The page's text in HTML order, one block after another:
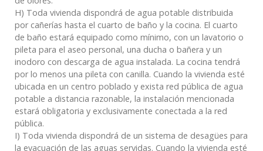
H) Toda vivienda dispondrá de agua potable distribuida
por cañerías hasta el cuarto de baño y la cocina. El cuarto
de baño estará equipado como mínimo, con un lavatorio o
pileta para el aseo personal, una ducha o bañera y un
inodoro con descarga de agua instalada. La cocina tendrá
por lo menos una pileta con canilla. Cuando la vivienda esté
ubicada en un centro poblado y exista red pública de agua
potable a distancia razonable, la instalación mencionada
estará obligatoria y exclusivamente conectada a la red
pública.
I) Toda vivienda dispondrá de un sistema de desagües para
la evacuación de las aguas servidas. Cuando la vivienda esté